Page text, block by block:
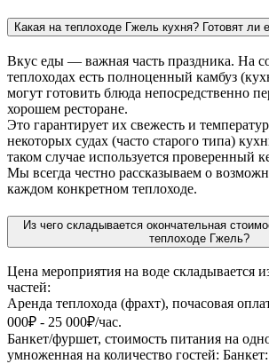
Какая на теплоходе Гжель кухня? Готовят ли
Вкус еды — важная часть праздника. На
теплоходах есть полноценный камбуз
могут готовить блюда непосредственно
хорошем ресторане.
Это гарантирует их свежесть и
некоторых судах (часто старого типа)
таком случае используется проверенный
Мы всегда честно рассказываем о
каждом конкретном теплоходе.
Из чего складывается окончательная
теплоходе Гжель?
Цена мероприятия на воде складывается
частей:
Аренда теплохода (фрахт), почасовая
000₽ - 25 000₽/час.
Банкет/фуршет, стоимость питания на
умноженная на количество гостей: